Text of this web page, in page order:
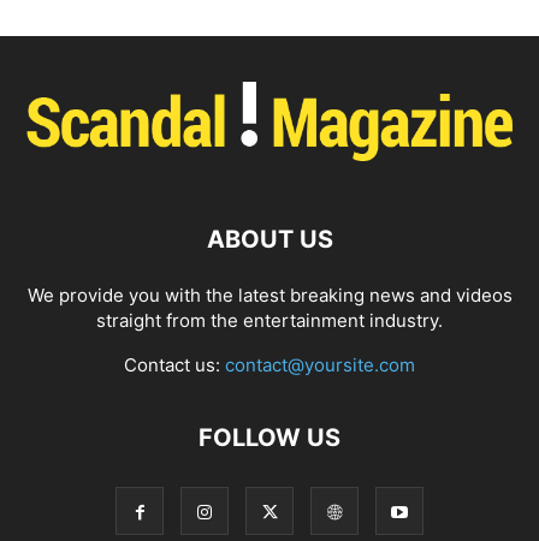
ABOUT US
We provide you with the latest breaking news and videos
straight from the entertainment industry.
Contact us: contact@yoursite.com
FOLLOW US